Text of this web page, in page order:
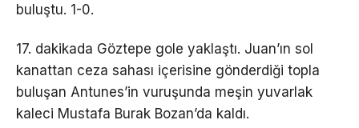
buluştu. 1-0.
17. dakikada Göztepe gole yaklaştı. Juan’ın sol
kanattan ceza sahası içerisine gönderdiği topla
buluşan Antunes’in vuruşunda meşin yuvarlak
kaleci Mustafa Burak Bozan’da kaldı.